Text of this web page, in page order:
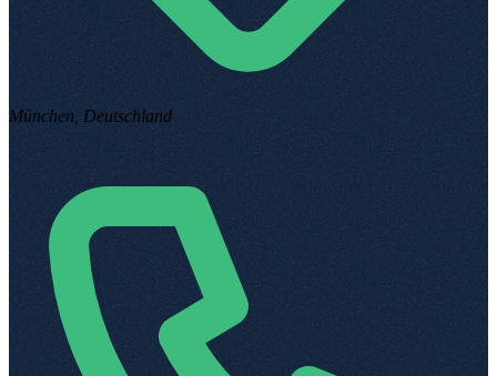
München, Deutschland